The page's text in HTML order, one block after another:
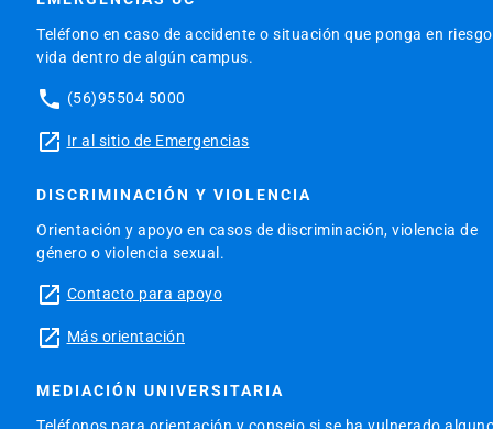
Teléfono en caso de accidente o situación que ponga en
vida dentro de algún campus.
phone (56)95504 5000
launch Ir al sitio de Emergencias
DISCRIMINACIÓN Y VIOLENCIA
Orientación y apoyo en casos de discriminación, violencia de
género o violencia sexual.
launch Contacto para apoyo
launch Más orientación
MEDIACIÓN UNIVERSITARIA
Teléfonos para orientación y consejo si se ha vulnerado